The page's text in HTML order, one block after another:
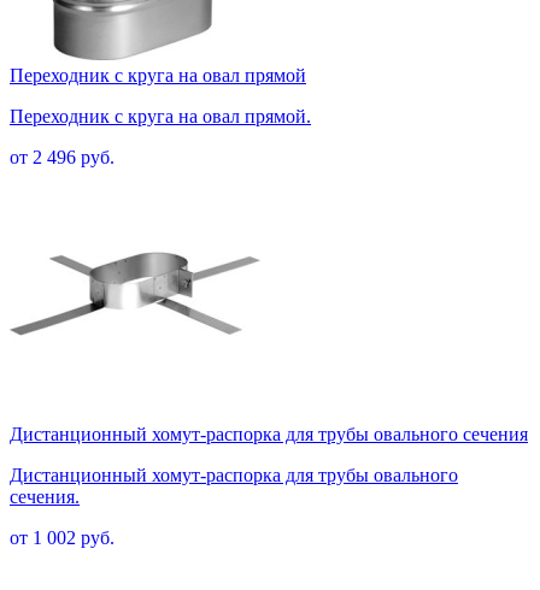
Переходник с круга на овал прямой
Переходник с круга на овал прямой.
от 2 496 руб.
Дистанционный хомут-распорка для трубы овального сечения
Дистанционный хомут-распорка для трубы овального
сечения.
от 1 002 руб.